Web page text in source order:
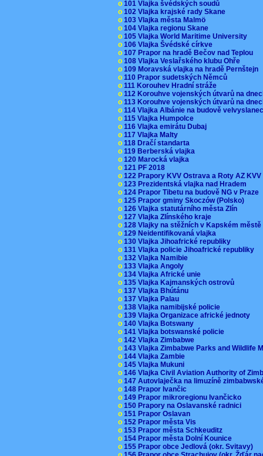
o 101 Vlajka švédských soudů
o 102 Vlajka krajské rady Skane
o 103 Vlajka města Malmö
o 104 Vlajka regionu Skane
o 105 Vlajka World Maritime University
o 106 Vlajka Švédské církve
o 107 Prapor na hradě Bečov nad Teplou
o 108 Vlajka Veslařského klubu Ohře
o 109 Moravská vlajka na hradě Pernštejn
o 110 Prapor sudetských Němců
o 111 Korouhev Hradní stráže
o 112 Korouhve vojenských útvarů na
o 113 Korouhve vojenských útvarů na
o 114 Vlajka Albánie na budově
o 115 Vlajka Humpolce
o 116 Vlajka emirátu Dubaj
o 117 Vlajka Malty
o 118 Dračí standarta
o 119 Berberská vlajka
o 120 Marocká vlajka
o 121 PF 2018
o 122 Prapory KVV Ostrava a Roty AZ
o 123 Prezidentská vlajka nad Hradem
o 124 Prapor Tibetu na budově NG v Praze
o 125 Prapor gminy Skoczów (Polsko)
o 126 Vlajka statutárního města Zlín
o 127 Vlajka Zlínského kraje
o 128 Vlajky na stěžních v Kapském
o 129 Neidentifikovaná vlajka
o 130 Vlajka Jihoafrické republiky
o 131 Vlajka policie Jihoafrické republiky
o 132 Vlajka Namibie
o 133 Vlajka Angoly
o 134 Vlajka Africké unie
o 135 Vlajka Kajmanských ostrovů
o 137 Vlajka Bhútánu
o 137 Vlajka Palau
o 138 Vlajka namibijské policie
o 139 Vlajka Organizace africké jednoty
o 140 Vlajka Botswany
o 141 Vlajka botswanské policie
o 142 Vlajka Zimbabwe
o 143 Vlajka Zimbabwe Parks and Wildlife
o 144 Vlajka Zambie
o 145 Vlajka Mukuni
o 146 Vlajka Civil Aviation Authority of
o 147 Autovlaječka na limuzíně
o 148 Prapor Ivančic
o 149 Prapor mikroregionu Ivančicko
o 150 Prapory na Oslavanské radnici
o 151 Prapor Oslavan
o 152 Prapor města Vis
o 153 Prapor města Schkeuditz
o 154 Prapor města Dolní Kounice
o 155 Prapor obce Jedlová (okr. Svitavy)